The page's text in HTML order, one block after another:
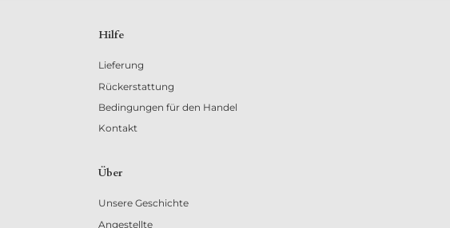
Hilfe
Lieferung
Rückerstattung
Bedingungen für den Handel
Kontakt
Über
Unsere Geschichte
Angestellte